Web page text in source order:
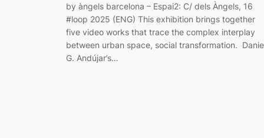
by àngels barcelona – Espai2: C/ dels Àngels, 16
#loop 2025 (ENG) This exhibition brings together
five video works that trace the complex interplay
between urban space, social transformation.
G. Andújar’s…